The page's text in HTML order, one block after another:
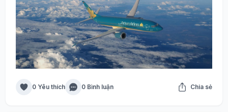
0 Yêu thích 0 Bình luận Chia sẻ